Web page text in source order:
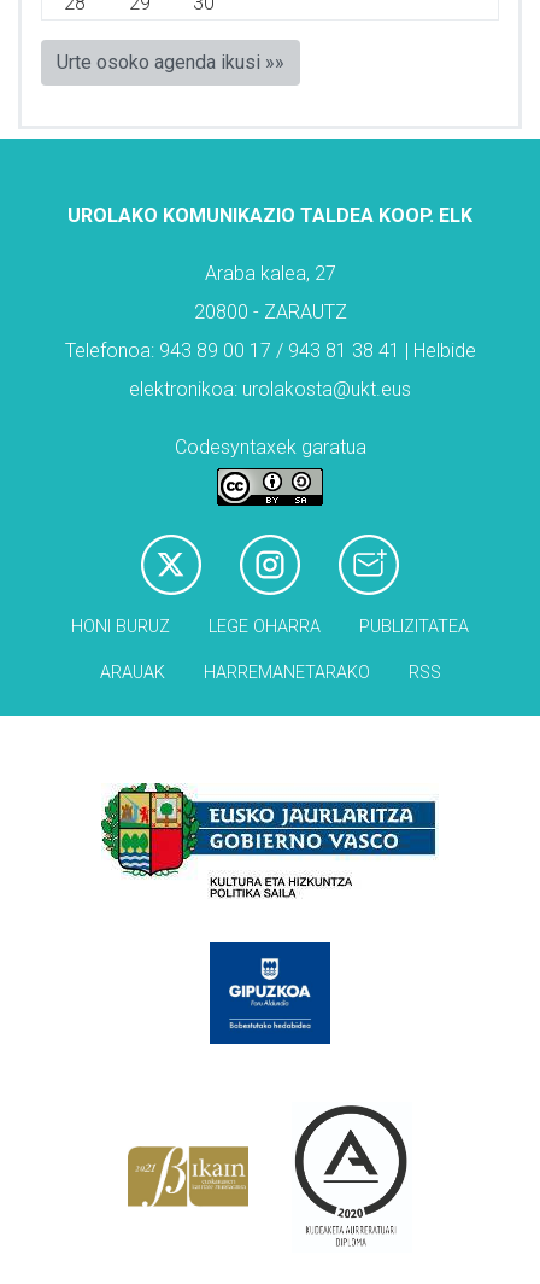
Urte osoko agenda ikusi »»
UROLAKO KOMUNIKAZIO TALDEA KOOP. ELK
Araba kalea, 27
20800 - ZARAUTZ
Telefonoa: 943 89 00 17 / 943 81 38 41 | Helbide
elektronikoa: urolakosta@ukt.eus
Codesyntaxek garatua
HONI BURUZ LEGE OHARRA PUBLIZITATEA
ARAUAK HARREMANETARAKO RSS